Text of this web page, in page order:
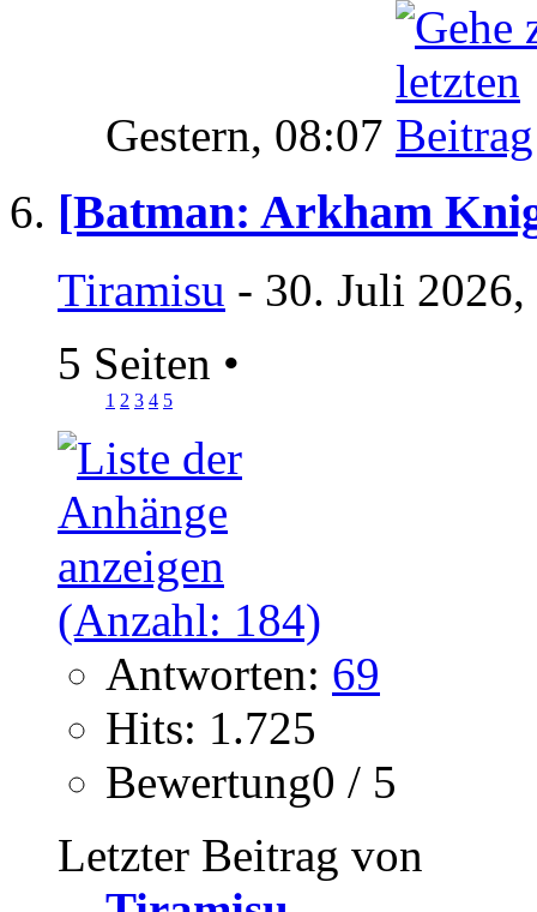
Gestern, 08:07
[Batman: Arkham
Tiramisu - 30. Juli
5 Seiten •
1 2 3 4 5
Antworten: 69
Hits: 1.725
Bewertung0 / 5
Letzter Beitrag von